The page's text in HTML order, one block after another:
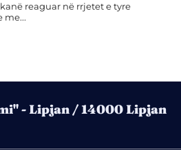
reaguar në rrjetet e tyre
me...
- Lipjan / 14000 Lipjan